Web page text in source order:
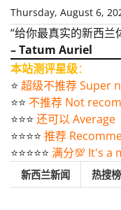
Skip
content
Thursday, August 6,
“给你最真实的新西兰
– Tatum Auriel
本站测评星级：
⭐️ 超级不推荐 Super
⭐️⭐️ 不推荐 Not
⭐️⭐️⭐️ 还可以 Average
⭐️⭐️⭐️⭐️ 推荐
⭐️⭐️⭐️⭐️⭐️ 满分💯 It's a
新西兰新闻 热搜榜